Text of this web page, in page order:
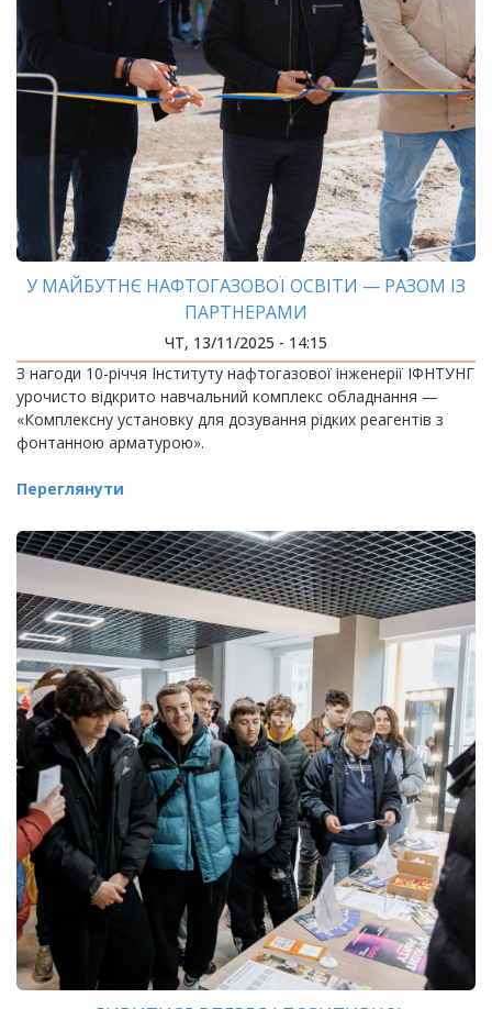
У МАЙБУТНЄ НАФТОГАЗОВОЇ ОСВІТИ — РАЗОМ ІЗ
ПАРТНЕРАМИ
ЧТ, 13/11/2025 - 14:15
З нагоди 10-річчя Інституту нафтогазової інженерії ІФНТУНГ
урочисто відкрито навчальний комплекс обладнання —
«Комплексну установку для дозування рідких реагентів з
фонтанною арматурою».
Переглянути